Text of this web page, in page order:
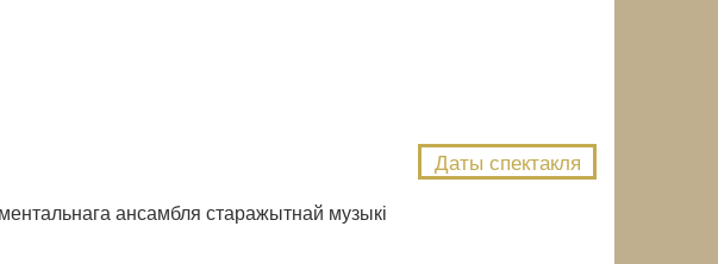
ансамбля старажытнай музыкі
Даты спектакля